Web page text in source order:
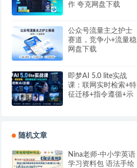
作 夸克网盘下载
公众号流量主之护士
赛道，竞争小+流量稳
网盘下载
即梦AI 5.0 lite实战
课：联网实时检索+特
征迁移+指令遵循+示
随机文章
Nina老师-中小学英语
学习资料包 语法手绘